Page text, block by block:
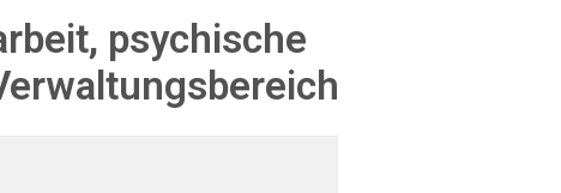
psychische